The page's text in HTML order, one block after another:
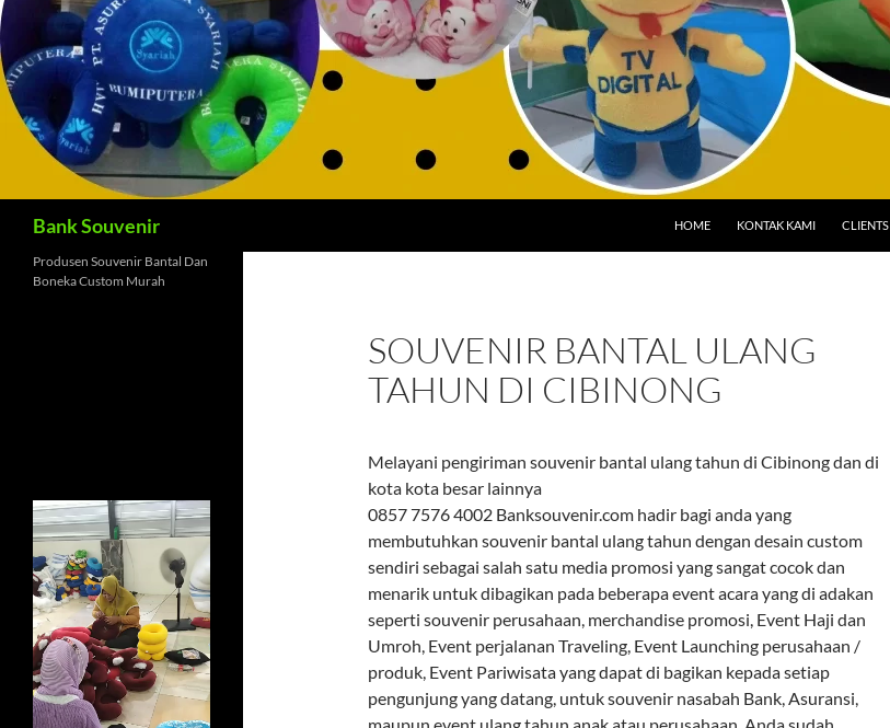
Bank Souvenir HOME KONTAK KAMI CLIENTS
SOUVENIR BANTAL ULANG
TAHUN DI CIBINONG
Melayani pengiriman souvenir bantal ulang tahun di Cibinong dan di
kota kota besar lainnya
0857 7576 4002 Banksouvenir.com hadir bagi anda yang
membutuhkan souvenir bantal ulang tahun dengan desain custom
sendiri sebagai salah satu media promosi yang sangat cocok dan
menarik untuk dibagikan pada beberapa event acara yang di adakan
seperti souvenir perusahaan, merchandise promosi, Event Haji dan
Umroh, Event perjalanan Traveling, Event Launching perusahaan /
produk, Event Pariwisata yang dapat di bagikan kepada setiap
pengunjung yang datang, untuk souvenir nasabah Bank, Asuransi,
Produsen Souvenir Bantal Dan
Boneka Custom Murah